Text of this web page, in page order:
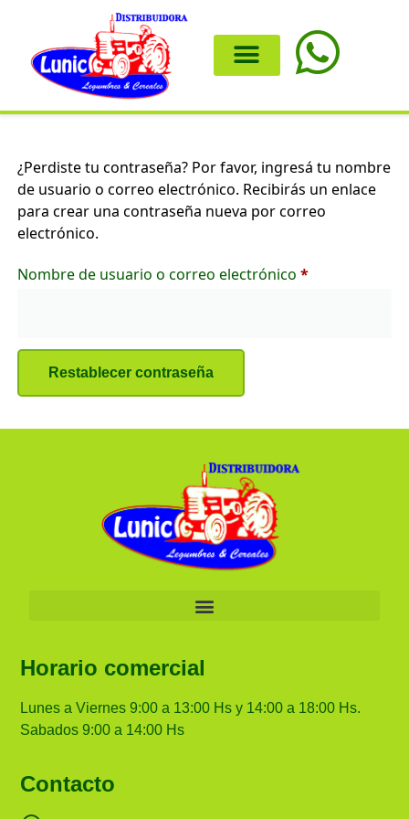
¿Perdiste tu contraseña? Por favor, ingresá tu nombre
de usuario o correo electrónico. Recibirás un enlace
para crear una contraseña nueva por correo
electrónico.
Nombre de usuario o correo electrónico *
Restablecer contraseña
Horario comercial
Lunes a Viernes 9:00 a 13:00 Hs y 14:00 a 18:00 Hs.
Sabados 9:00 a 14:00 Hs
Contacto